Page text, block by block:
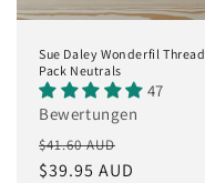
Sue Daley Wonderfil Thread
Pack Neutrals
47
Bewertungen
Normaler
Preis
$41.60 AUD
$39.95 AUD